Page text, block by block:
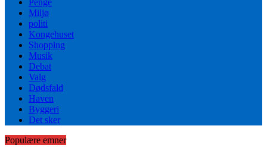
Miljø
politi
Kongehuset
Shopping
Musik
Debat
Valg
Dødsfald
Haven
Byggeri
Det sker
Populære emner